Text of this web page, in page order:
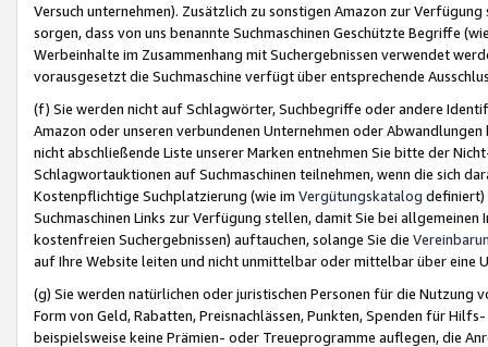
Versuch unternehmen). Zusätzlich zu sonstigen Amazon zur
sorgen, dass von uns benannte Suchmaschinen Geschützte Begriffe
Werbeinhalte im Zusammenhang mit Suchergebnissen verwendet
vorausgesetzt die Suchmaschine verfügt über entsprechende
(f) Sie werden nicht auf Schlagwörter, Suchbegriffe oder andere
Amazon oder unseren verbundenen Unternehmen oder
nicht abschließende Liste unserer Marken entnehmen Sie bitte der
Schlagwortauktionen auf Suchmaschinen teilnehmen, wenn die sich
Kostenpflichtige Suchplatzierung (wie im Vergütungskatalog definiert)
Suchmaschinen Links zur Verfügung stellen, damit Sie bei
kostenfreien Suchergebnissen) auftauchen, solange Sie die
auf Ihre Website leiten und nicht unmittelbar oder mittelbar über eine
(g) Sie werden natürlichen oder juristischen Personen für die Nutzung
Form von Geld, Rabatten, Preisnachlässen, Punkten, Spenden für
beispielsweise keine Prämien- oder Treueprogramme auflegen, die